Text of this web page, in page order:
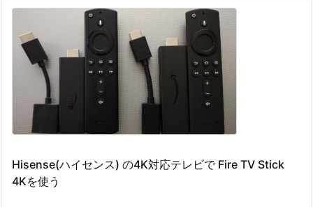
Hisense(ハイセンス) の4K対応テレビで Fire TV Stick
4Kを使う